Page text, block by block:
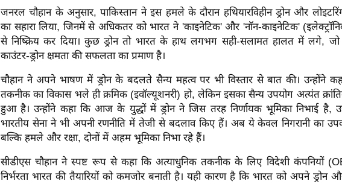
जनरल चौहान के अनुसार, पाकिस्तान ने इस हमले के दौरान हथियारविहीन ड्रोन और
का सहारा लिया, जिनमें से अधिकतर को भारत ने 'काइनेटिक' और 'नॉन-काइनेटिक'
से निष्क्रिय कर दिया। कुछ ड्रोन तो भारत के हाथ लगभग सही-सलामत हालत में लगे, जो
काउंटर-ड्रोन क्षमता की सफलता का प्रमाण है।
चौहान ने अपने भाषण में ड्रोन के बदलते सैन्य महत्व पर भी विस्तार से बात की। उन्होंने
तकनीक का विकास भले ही क्रमिक (इवॉल्यूशनरी) हो, लेकिन इसका सैन्य उपयोग अत्यंत
हुआ है। उन्होंने कहा कि आज के युद्धों में ड्रोन ने जिस तरह निर्णायक भूमिका निभाई है,
भारतीय सेना ने भी अपनी रणनीति में तेजी से बदलाव किए हैं। अब ये केवल निगरानी का
बल्कि हमले और रक्षा, दोनों में अहम भूमिका निभा रहे हैं।
सीडीएस चौहान ने स्पष्ट रूप से कहा कि अत्याधुनिक तकनीक के लिए विदेशी कंपनियों
निर्भरता भारत की तैयारियों को कमजोर बनाती है। यही कारण है कि भारत को अपने ड्रोन